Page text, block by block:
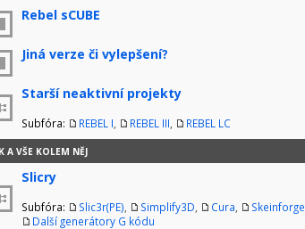
Rebel sCUBE
Jiná verze či vylepšení?
Starší neaktivní projekty
Subfóra: REBEL I REBEL III REBEL LC
A VŠE KOLEM NĚJ
Slicry
Subfóra: Slic3r(PE) Simplify3D Cura Skeinforge
Další generátory G kódu